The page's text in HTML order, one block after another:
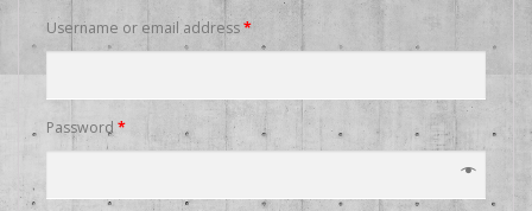
Username or email address*
Password *